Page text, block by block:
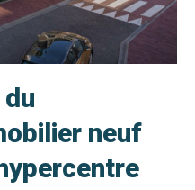
neuf